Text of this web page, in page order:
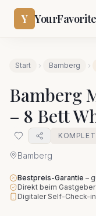
Y
Start Bamberg
Bamberg
– 8 Bett
Bamberg
Bestpreis-Garantie –
Direkt beim Gastgeber
Digitaler Self-Check-